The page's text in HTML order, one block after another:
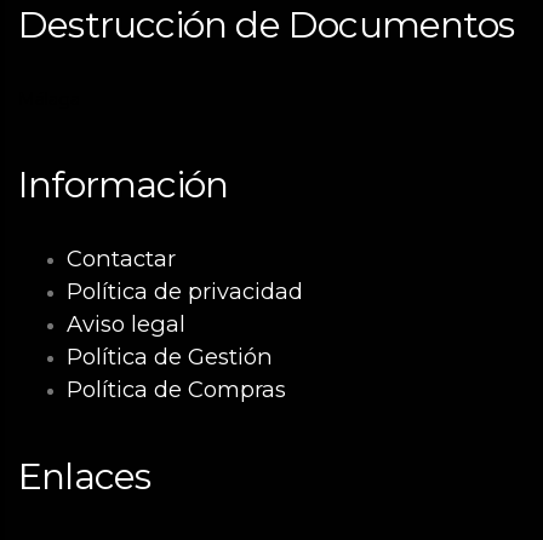
Destrucción de Documentos
Información
Contactar
Política de privacidad
Aviso legal
Política de Gestión
Política de Compras
Enlaces